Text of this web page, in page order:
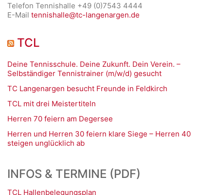
Telefon Tennishalle +49 (0)7543 4444
E-Mail tennishalle@tc-langenargen.de
TCL
Deine Tennisschule. Deine Zukunft. Dein Verein. –
Selbständiger Tennistrainer (m/w/d) gesucht
TC Langenargen besucht Freunde in Feldkirch
TCL mit drei Meistertiteln
Herren 70 feiern am Degersee
Herren und Herren 30 feiern klare Siege – Herren 40
steigen unglücklich ab
INFOS & TERMINE (PDF)
TCL Hallenbelegungsplan